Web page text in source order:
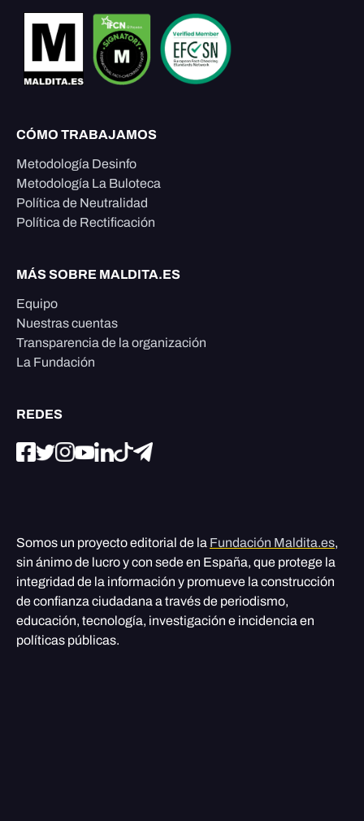
CÓMO TRABAJAMOS
Metodología Desinfo
Metodología La Buloteca
Política de Neutralidad
Política de Rectificación
MÁS SOBRE MALDITA.ES
Equipo
Nuestras cuentas
Transparencia de la organización
La Fundación
REDES
Somos un proyecto editorial de la Fundación Maldita.es,
sin ánimo de lucro y con sede en España, que protege la
integridad de la información y promueve la construcción
de confianza ciudadana a través de periodismo,
educación, tecnología, investigación e incidencia en
políticas públicas.